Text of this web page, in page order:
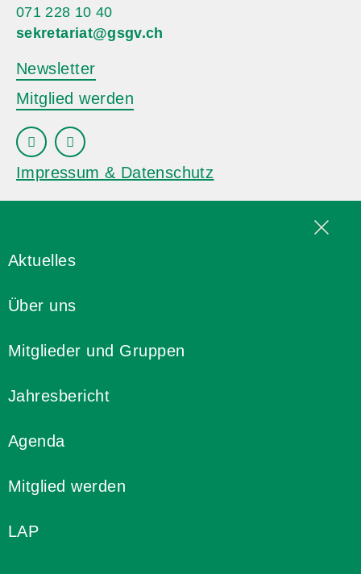
071 228 10 40
sekretariat@gsgv.ch
Newsletter
Mitglied werden
Impressum & Datenschutz
Aktuelles
Über uns
Mitglieder und Gruppen
Jahresbericht
Agenda
Mitglied werden
LAP